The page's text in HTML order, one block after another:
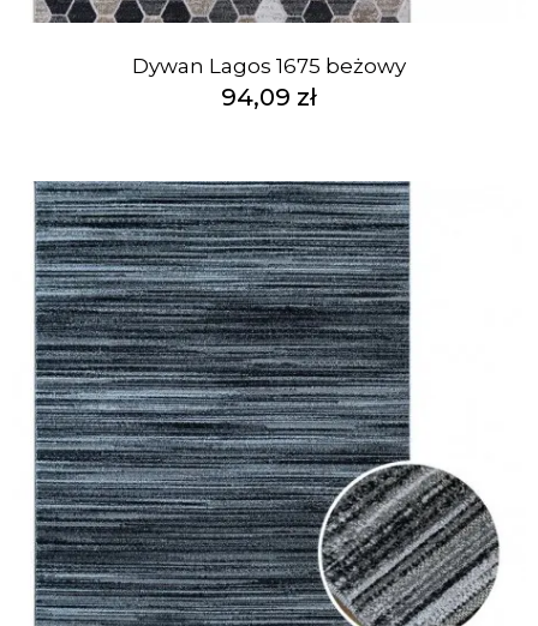
Dywan Lagos 1675 beżowy
94,09 zł